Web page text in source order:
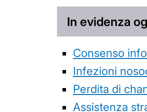
In evidenza
Consenso
Infezioni
Perdita di
Assistenza